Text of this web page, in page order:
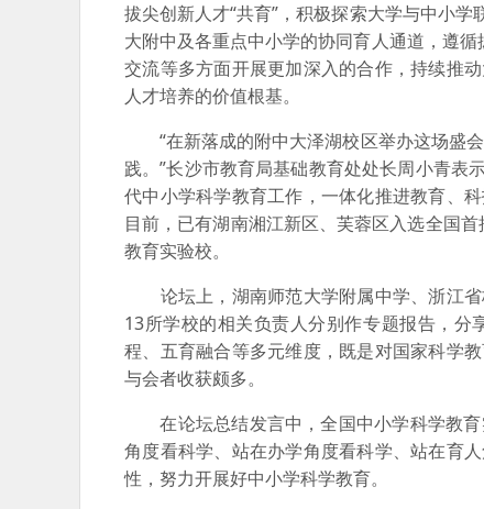
拔尖创新人才“共育”，积极探索大学与中小
大附中及各重点中小学的协同育人通道，遵
交流等多方面开展更加深入的合作，持续推
人才培养的价值根基。
“在新落成的附中大泽湖校区举办这场盛会
践。”长沙市教育局基础教育处处长周小青表
代中小学科学教育工作，一体化推进教育、
目前，已有湖南湘江新区、芙蓉区入选全国
教育实验校。
论坛上，湖南师范大学附属中学、浙江省
13所学校的相关负责人分别作专题报告，
程、五育融合等多元维度，既是对国家科学
与会者收获颇多。
在论坛总结发言中，全国中小学科学教育
角度看科学、站在办学角度看科学、站在育
性，努力开展好中小学科学教育。